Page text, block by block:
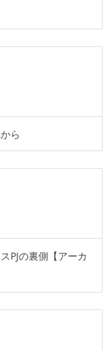
ら
PJの裏側【アーカ